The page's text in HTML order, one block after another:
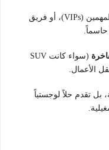
وعندما يتعلق الأمر بنقل الوفود، العملاء المهمين (VIPs)، أو فريق
حاسماً.
(سواء كانت SUV
بل تقدم حلاً لوجستياً